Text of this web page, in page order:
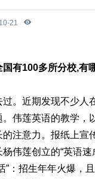
21
国有100多所分校,有
。近期发现不少人
伟莲英语的教学，
注意力。报纸上宣
伟莲创立的“英语速
”：招生年年火爆，